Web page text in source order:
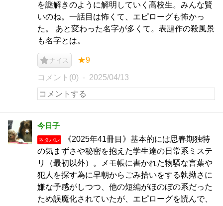
を謎解きのように解明していく高校生。みんな賢
いのね。一話目は怖くて、エピローグも怖かっ
た。 あと変わった名字が多くて。表題作の殺風景
も名字とは。
ナイス ★9
コメント(0) 2025/04/13
今日子
ネタバレ
《2025年41冊目》基本的には思春期独特
の気まずさや秘密を抱えた学生達の日常系ミステ
リ（最初以外）。メモ帳に書かれた物騒な言葉や
犯人を探す為に早朝からごみ拾いをする執拗さに
嫌な予感がしつつ、他の短編がほのぼの系だった
ため誤魔化されていたが、エピローグを読んで、